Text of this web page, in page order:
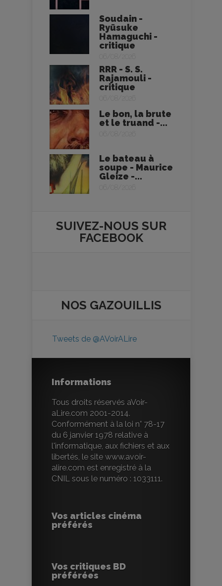
Soudain -
Ryūsuke
Hamaguchi -
critique
06/08/2026
RRR - S. S.
Rajamouli -
critique
06/08/2026
Le bon, la brute
et le truand -...
06/08/2026
Le bateau à
soupe - Maurice
Gleize -...
06/08/2026
SUIVEZ-NOUS SUR
FACEBOOK
NOS GAZOUILLIS
Tweets de @AVoirALire
Informations
Tous droits réservés aVoir-
aLire.com 2001-2014.
Conformément à la loi n° 78-17
du 6 janvier 1978 relative à
l'informatique, aux fichiers et aux
libertés, le site www.avoir-
alire.com est enregistré à la
CNIL sous le numéro : 1033111.
Vos articles cinéma
préférés
Vos critiques BD
préférées